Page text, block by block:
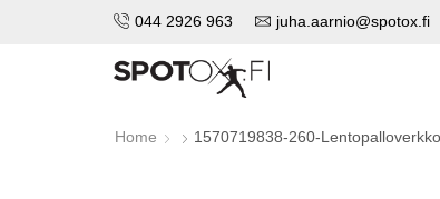
044 2926 963 juha.aarnio@spotox.fi
Home 1570719838-260-